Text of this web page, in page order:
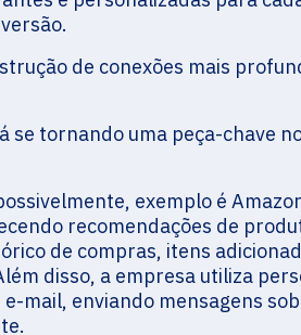
de conexões mais
tornando uma peça-chave
exemplo é
recomendações de
de compras, itens
disso, a empresa utiliza
mail, enviando mensagens